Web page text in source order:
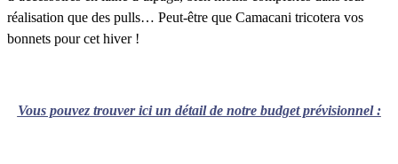
réalisation que des pulls… Peut-être que Camacani tricotera vos
bonnets pour cet hiver !
Vous pouvez trouver ici un détail de notre budget prévisionnel :